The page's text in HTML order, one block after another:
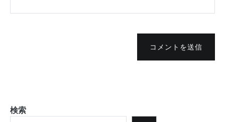
コメントを送信
検索